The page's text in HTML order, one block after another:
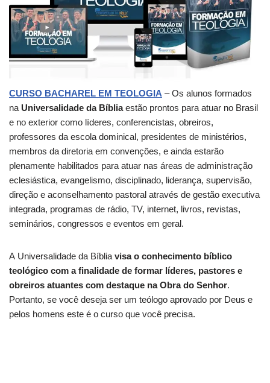
CURSO BACHAREL EM TEOLOGIA – Os alunos formados
na Universalidade da Bíbliaestão prontos para atuar no Brasil
e no exterior como líderes, conferencistas, obreiros,
professores da escola dominical, presidentes de ministérios,
membros da diretoria em convenções, e ainda estarão
plenamente habilitados para atuar nas áreas de administração
eclesiástica, evangelismo, disciplinado, liderança, supervisão,
direção e aconselhamento pastoral através de gestão executiva
integrada, programas de rádio, TV, internet, livros, revistas,
seminários, congressos e eventos em geral.
A Universalidade da Bíblia visa o conhecimento bíblico
teológico com a finalidade de formar líderes, pastores e
obreiros atuantes com destaque na Obra do Senhor.
Portanto, se você deseja ser um teólogo aprovado por Deus e
pelos homens este é o curso que você precisa.